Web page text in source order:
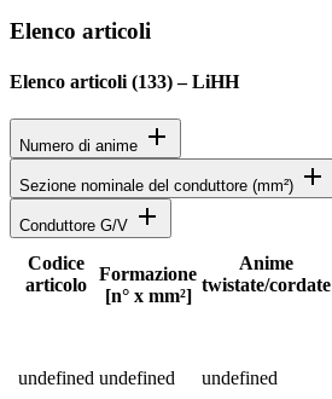
Elenco articoli
Elenco articoli (133)–LiHH
Numero di anime add
Sezione nominale del conduttore (mm²) add
Conduttore G/V add
Stato
Codice
articolo
Formazione
[n° x mm²]
Anime
twistate/cordate
undefined undefined undefined